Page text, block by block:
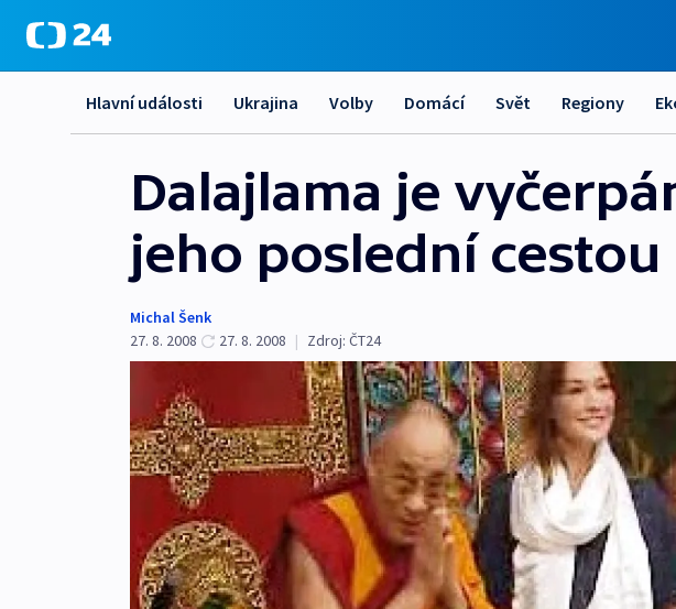
Hlavní události Ukrajina Volby Domácí Svět Regiony
Dalajlama je
jeho poslední cestou
Michal Šenk
27. 8. 2008
27. 8. 2008 | Zdroj: ČT24